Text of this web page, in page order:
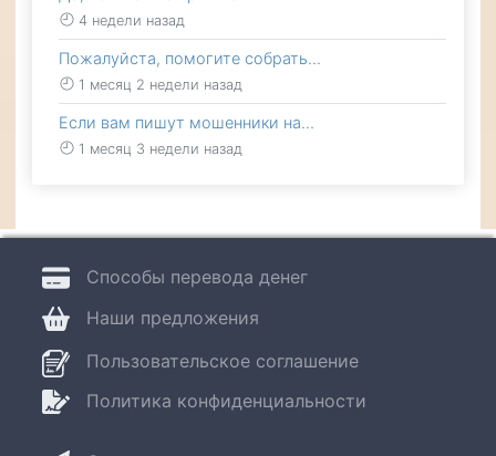
4 недели назад
Пожалуйста, помогите собрать…
1 месяц 2 недели назад
Если вам пишут мошенники на…
1 месяц 3 недели назад
Пользовательское соглашение
Политика конфиденциальности
Способы перевода денег
Наши предложения